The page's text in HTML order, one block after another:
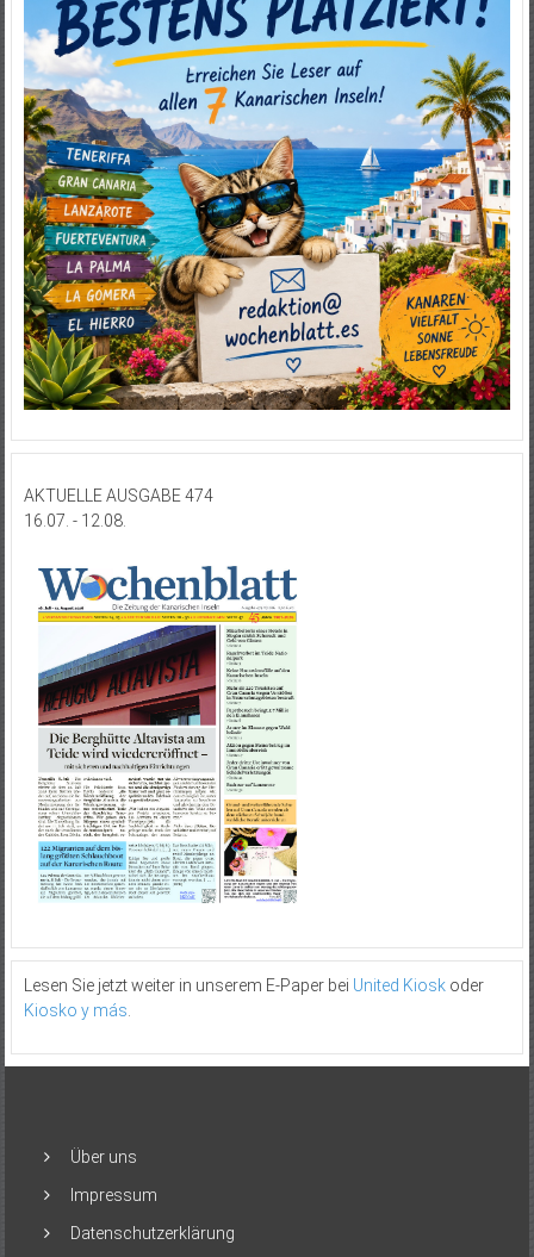
AKTUELLE AUSGABE 474
16.07. - 12.08.
Lesen Sie jetzt weiter in unserem E-Paper bei United Kioskoder
Kiosko y más.
Über uns
Impressum
Datenschutzerklärung